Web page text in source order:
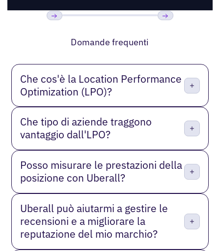
Domande frequenti
Che cos'è la Location Performance
Optimization (LPO)?
Che tipo di aziende traggono
vantaggio dall'LPO?
Posso misurare le prestazioni della
posizione con Uberall?
Uberall può aiutarmi a gestire le
recensioni e a migliorare la
reputazione del mio marchio?